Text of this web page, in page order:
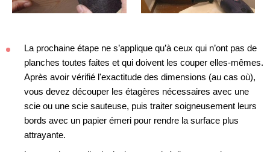
La prochaine étape ne s’applique qu’à ceux qui n’ont pas de
planches toutes faites et qui doivent les couper elles-mêmes.
Après avoir vérifié l'exactitude des dimensions (au cas où),
vous devez découper les étagères nécessaires avec une
scie ou une scie sauteuse, puis traiter soigneusement leurs
bords avec un papier émeri pour rendre la surface plus
attrayante.